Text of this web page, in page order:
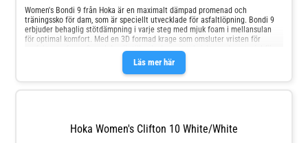
Läs mer här
Women's Bondi 9 från Hoka är en maximalt dämpad promenad och
träningssko för dam, som är speciellt utvecklade för asfaltlöpning. Bondi 9
erbjuder behaglig stötdämpning i varje steg med mjuk foam i mellansulan
för optimal komfort. Med en 3D formad krage som omsluter vristen för
perfekt passform. Ovandelen är tillverkad av ett tekniskt mesh material för
ventilation och komfort. 3D formad krage Tekniskt meshmaterial av 55%
återvunnen polyester Smooth MetaRocker™ Bakfot-fokuserad Active Foot
Frame™ EVA sockliner Vegan Obs! Produkten upplevs liten i storlek. Vi
Hoka Women's Clifton 10 White/White